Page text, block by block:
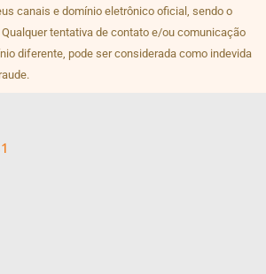
canais e domínio eletrônico oficial, sendo o
Qualquer tentativa de contato e/ou comunicação
diferente, pode ser considerada como indevida